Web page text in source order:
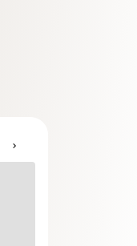
chevron_right